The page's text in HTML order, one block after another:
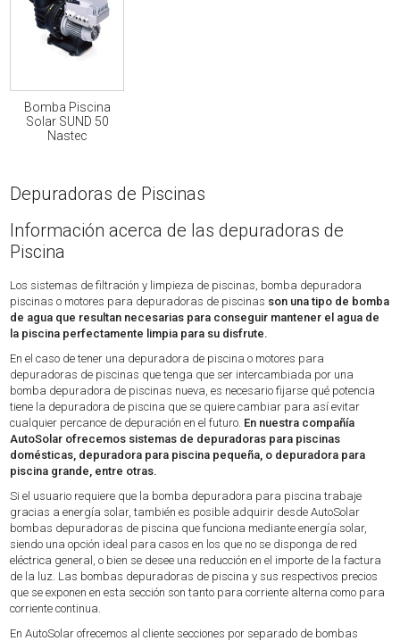
Bomba Piscina
Solar SUND 50
Nastec
Depuradoras de Piscinas
Información acerca de las depuradoras de
Piscina
Los sistemas de filtración y limpieza de piscinas, bomba depuradora
piscinas o motores para depuradoras de piscinas son una tipo de bomba
de agua que resultan necesarias para conseguir mantener el agua de
la piscina perfectamente limpia para su disfrute.
En el caso de tener una depuradora de piscina o motores para
depuradoras de piscinas que tenga que ser intercambiada por una
bomba depuradora de piscinas nueva, es necesario fijarse qué potencia
tiene la depuradora de piscina que se quiere cambiar para así evitar
cualquier percance de depuración en el futuro. En nuestra compañía
AutoSolar ofrecemos sistemas de depuradoras para piscinas
domésticas, depuradora para piscina pequeña, o depuradora para
piscina grande, entre otras.
Si el usuario requiere que la bomba depuradora para piscina trabaje
gracias a energía solar, también es posible adquirir desde AutoSolar
bombas depuradoras de piscina que funciona mediante energía solar,
siendo una opción ideal para casos en los que no se disponga de red
eléctrica general, o bien se desee una reducción en el importe de la factura
de la luz. Las bombas depuradoras de piscina y sus respectivos precios
que se exponen en esta sección son tanto para corriente alterna como para
corriente continua.
En AutoSolar ofrecemos al cliente secciones por separado de bombas